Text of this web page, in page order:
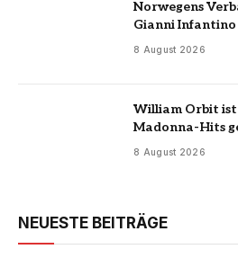
Norwegens
Gianni
8 August 2026
William Orbit
Madonna-Hits
8 August 2026
NEUESTE BEITRÄGE